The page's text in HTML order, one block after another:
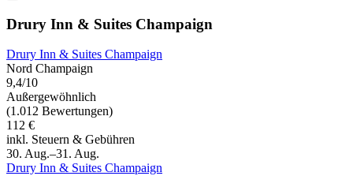
Drury Inn & Suites Champaign
Drury Inn & Suites Champaign
Nord Champaign
9,4/10
Außergewöhnlich
(1.012 Bewertungen)
112 €
inkl. Steuern & Gebühren
30. Aug.–31. Aug.
Drury Inn & Suites Champaign